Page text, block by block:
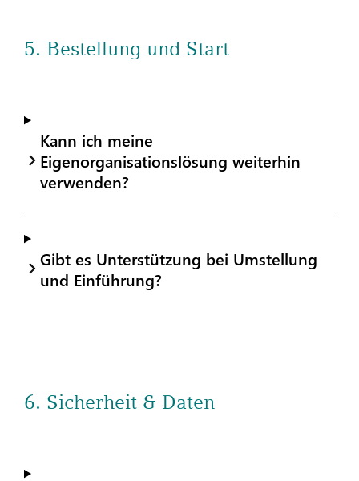
5. Bestellung und Start
Kann ich meine
Eigenorganisationslösung weiterhin
verwenden?
Gibt es Unterstützung bei Umstellung
und Einführung?
6. Sicherheit & Daten